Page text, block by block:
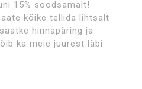
15% soodsamalt!
kõike tellida lihtsalt
hinnapäring ja
ka meie juurest läbi